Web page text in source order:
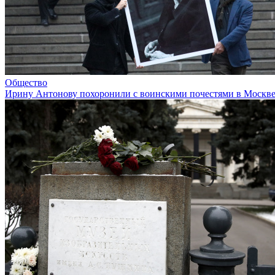
Общество
Ирину Антонову похоронили с воинскими почестями в Москве